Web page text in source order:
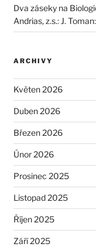
Dva záseky na
Andrias, z.s.: J.
ARCHIVY
Květen 2026
Duben 2026
Březen 2026
Únor 2026
Prosinec 2025
Listopad 2025
Říjen 2025
Září 2025